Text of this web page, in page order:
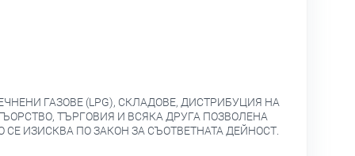
ГАЗОВЕ (LPG), СКЛАДОВЕ, ДИСТРИБУЦИЯ НА
ТЪРГОВИЯ И ВСЯКА ДРУГА ПОЗВОЛЕНА
ИЗИСКВА ПО ЗАКОН ЗА СЪОТВЕТНАТА ДЕЙНОСТ.